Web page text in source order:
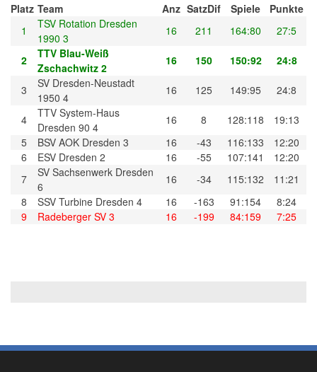
Platz Team Anz SatzDif Spiele
Punkte
1
TSV Rotation Dresden
1990 3
16 211 164:80 27:5
2
TTV Blau-Weiß
Zschachwitz 2
16 150 150:92 24:8
3
SV Dresden-Neustadt
1950 4
16 125 149:95 24:8
4
TTV System-Haus
Dresden 90 4
16 8 128:118
19:13
5
BSV AOK Dresden 3 16 -43 116:133
12:20
6
ESV Dresden 2 16 -55 107:141
12:20
7
SV Sachsenwerk Dresden
6
16 -34 115:132
11:21
8
SSV Turbine Dresden 4 16 -163 91:154
8:24
9
Radeberger SV 3 16 -199 84:159 7:25